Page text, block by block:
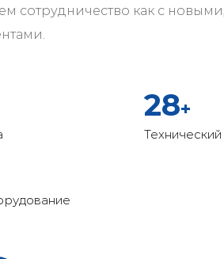
сотрудничество как с
30+